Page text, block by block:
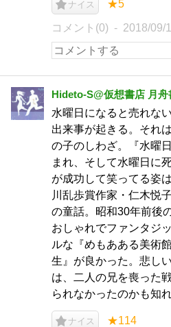
ナイス ★5
コメント(0) 2018/09/
Hideto-S@仮想書店 月舟
水曜日になると売れな
出来事が起きる。それ
の子のしわざ。『水曜
まれ、そして水曜日に
が成功して笑ってる姿
川乱歩賞作家・仁木悦
の童話。昭和30年前後
おしゃれでファンタジ
ルな『めもあある美術
生』が良かった。悲し
は、二人の兄を喪った
られなかったのかも知れ
ナイス ★114